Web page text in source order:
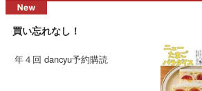
買い忘れなし！
年４回 dancyu予約購読